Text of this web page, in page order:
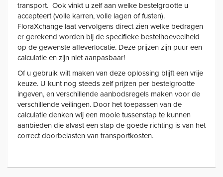
transport. Ook vinkt u zelf aan welke bestelgrootte u
accepteert (volle karren, volle lagen of fusten).
FloraXchange laat vervolgens direct zien welke bedragen
er gerekend worden bij de specifieke bestelhoeveelheid
op de gewenste afleverlocatie. Deze prijzen zijn puur een
calculatie en zijn niet aanpasbaar!
Of u gebruik wilt maken van deze oplossing blijft een vrije
keuze. U kunt nog steeds zelf prijzen per bestelgrootte
ingeven, en verschillende aanbodsregels maken voor de
verschillende veilingen. Door het toepassen van de
calculatie denken wij een mooie tussenstap te kunnen
aanbieden die alvast een stap de goede richting is van het
correct doorbelasten van transportkosten.